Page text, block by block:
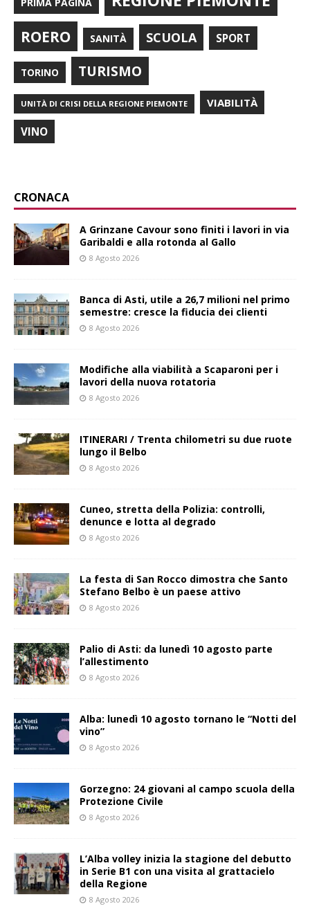
ROERO SANITÀ SCUOLA SPORT
TORINO TURISMO
UNITÀ DI CRISI DELLA REGIONE PIEMONTE VIABILITÀ
VINO
CRONACA
A Grinzane Cavour sono finiti i lavori in via
Garibaldi e alla rotonda al Gallo
8 Agosto 2026
Banca di Asti, utile a 26,7 milioni nel primo
semestre: cresce la fiducia dei clienti
8 Agosto 2026
Modifiche alla viabilità a Scaparoni per i
lavori della nuova rotatoria
8 Agosto 2026
ITINERARI / Trenta chilometri su due ruote
lungo il Belbo
8 Agosto 2026
Cuneo, stretta della Polizia: controlli,
denunce e lotta al degrado
8 Agosto 2026
La festa di San Rocco dimostra che Santo
Stefano Belbo è un paese attivo
8 Agosto 2026
Palio di Asti: da lunedì 10 agosto parte
l’allestimento
8 Agosto 2026
Alba: lunedì 10 agosto tornano le “Notti del
vino”
8 Agosto 2026
Gorzegno: 24 giovani al campo scuola della
Protezione Civile
8 Agosto 2026
L’Alba volley inizia la stagione del debutto
in Serie B1 con una visita al grattacielo
della Regione
8 Agosto 2026